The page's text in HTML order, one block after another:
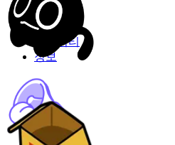
밐타운
피드
커뮤니티
정보